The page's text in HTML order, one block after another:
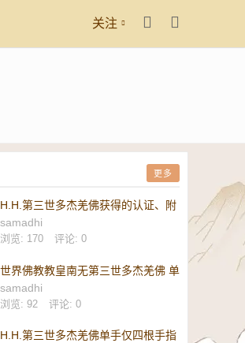
关注
更多
H.H.第三世多杰羌佛获得的认证、附
议、恭贺
samadhi
浏览: 170 评论: 0
世界佛教教皇南无第三世多杰羌佛 单
手勾提 437.2 磅金刚杵-维加斯新闻
报
samadhi
浏览: 92 评论: 0
H.H.第三世多杰羌佛单手仅四根手指